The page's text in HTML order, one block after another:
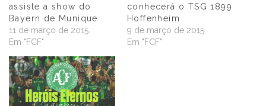
assiste a show do
Bayern de Munique
11 de março de 2015
Em "FCF"
conhecerá o TSG 1899
Hoffenheim
9 de março de 2015
Em "FCF"